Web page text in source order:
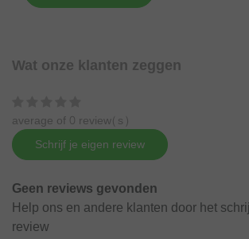
Wat onze klanten zeggen
average of 0 review(s)
Schrijf je eigen review
Geen reviews gevonden
Help ons en andere klanten door het
review